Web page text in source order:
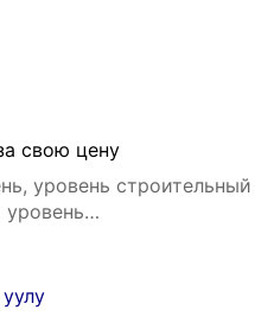
свою цену
уровень строительный
лазерный 4d 16